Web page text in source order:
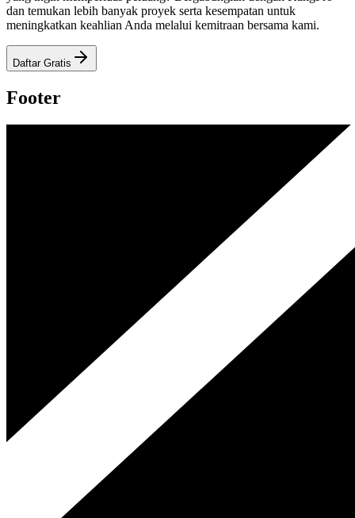
dan temukan lebih banyak proyek serta kesempatan untuk
meningkatkan keahlian Anda melalui kemitraan bersama kami.
Daftar Gratis
Footer